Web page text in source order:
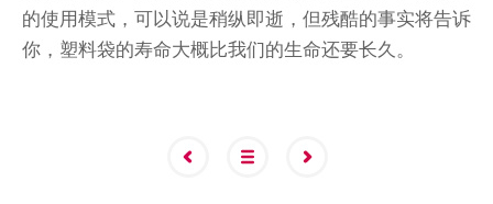
的使用模式，可以说是稍纵即逝，但残酷的事实将告诉
你，塑料袋的寿命大概比我们的生命还要长久。